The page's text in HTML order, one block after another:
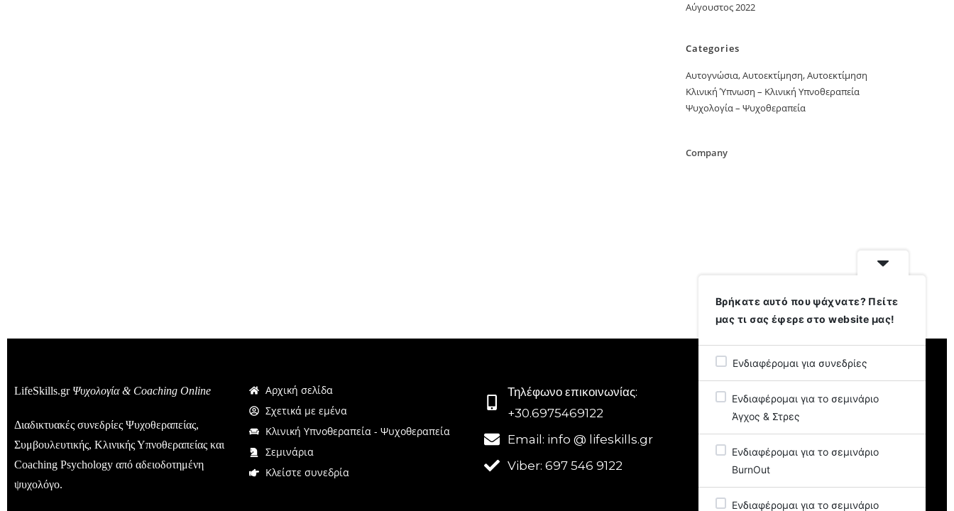
Αύγουστος 2022
Categories
Αυτογνώσια, Αυτοεκτίμηση, Αυτοεκτίμηση
Κλινική Ύπνωση – Κλινική Υπνοθεραπεία
Ψυχολογία – Ψυχοθεραπεία
Company
LifeSkills.gr Ψυχολογία & Coaching Online
Διαδικτυακές συνεδρίες Ψυχοθεραπείας,
Συμβουλευτικής, Κλινικής Υπνοθεραπείας και
Coaching Psychology από αδειοδοτημένη
ψυχολόγο.
Αρχική σελίδα
Σχετικά με εμένα
Κλινική Υπνοθεραπεία - Ψυχοθεραπεία
Σεμινάρια
Κλείστε συνεδρία
Τηλέφωνο επικοινωνίας:
+30.6975469122
Email: info @ lifeskills.gr
Viber: 697 546 9122
Μαρία Σώρου
Αδειοδοτημένη Ψυχολόγος
Βρήκατε αυτό που ψάχνατε? Πείτε
μας τι σας έφερε στο website μας!
Ενδιαφέρομαι για συνεδρίες
Ενδιαφέρομαι για το σεμινάριο
Άγχος & Στρες
Ενδιαφέρομαι για το σεμινάριο
BurnOut
Ενδιαφέρομαι για το σεμινάριο